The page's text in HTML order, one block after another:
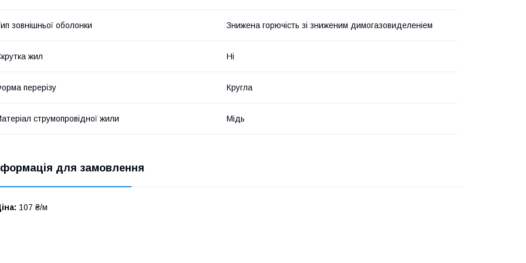
зовнішньої оболонки Знижена горючість зі зниженим димогазовиделеніем
жил Ні
перерізу Кругла
струмопровідної жили Мідь
для замовлення
107 ₴/м